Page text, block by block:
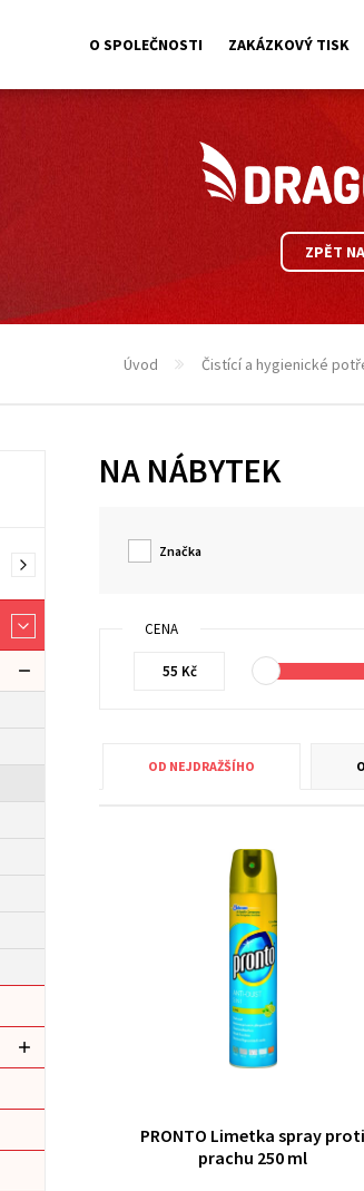
ZPĚT
Úvod Čistící a hygienické
NA NÁBYTEK
Značka
CENA
OD NEJDRAŽŠÍHO
PRONTO Limetka spray proti
prachu 250 ml
O SPOLEČNOSTI ZAKÁZKOVÝ TISK